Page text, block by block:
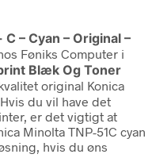
– Cyan – Original –
Føniks Computer i
Blæk Og Toner
original Konica
du vil have det
er det vigtigt at
Minolta TNP-51C cyan
hvis du øns